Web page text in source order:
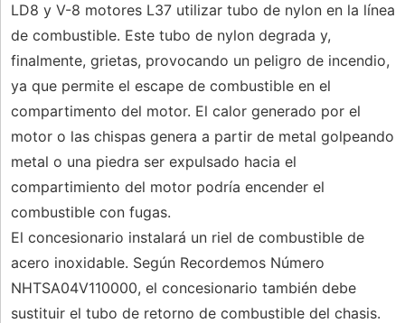
LD8 y V-8 motores L37 utilizar tubo de nylon en la línea
de combustible. Este tubo de nylon degrada y,
finalmente, grietas, provocando un peligro de incendio,
ya que permite el escape de combustible en el
compartimento del motor. El calor generado por el
motor o las chispas genera a partir de metal golpeando
metal o una piedra ser expulsado hacia el
compartimiento del motor podría encender el
combustible con fugas.
El concesionario instalará un riel de combustible de
acero inoxidable. Según Recordemos Número
NHTSA04V110000, el concesionario también debe
sustituir el tubo de retorno de combustible del chasis.